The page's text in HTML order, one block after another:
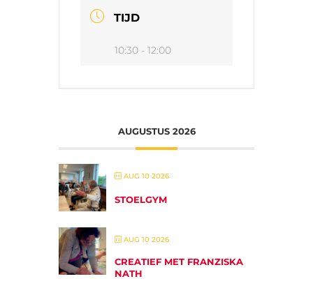
TIJD
10:30 - 12:00
AUGUSTUS 2026
AUG 10 2026
STOELGYM
AUG 10 2026
CREATIEF MET FRANZISKA
NATH